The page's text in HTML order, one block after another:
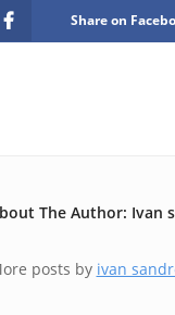
Share on
The Author: Ivan
posts by ivan